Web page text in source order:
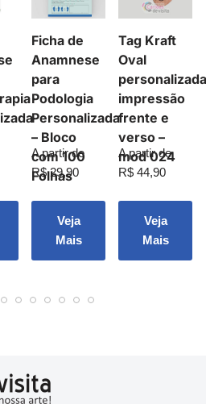
Ficha de
Anamnese
para
Podologia
Personalizada
– Bloco
com 100
Folhas
A partir de
R$29,90
Veja
Mais
Tag Kraft
Oval
impressão
frente e
verso –
mod 024
A partir de
R$ 44,90
Veja
Mais